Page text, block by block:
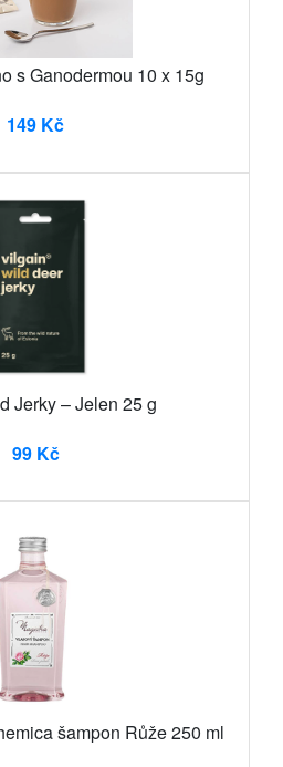
s Ganodermou 10 x 15g
149 Kč
Jerky – Jelen 25 g
99 Kč
šampon Růže 250 ml